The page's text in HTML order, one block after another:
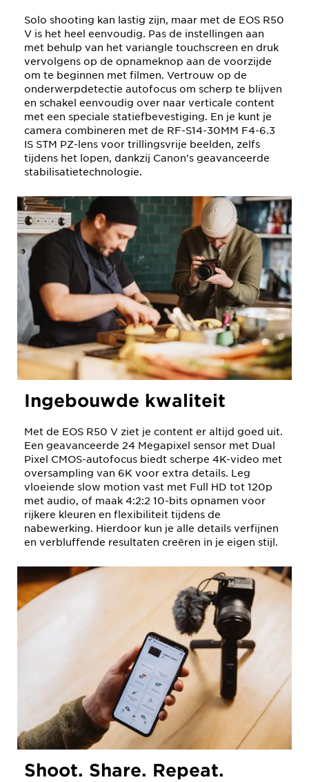
Solo shooting kan lastig zijn, maar met de EOS R50
V is het heel eenvoudig. Pas de instellingen aan
met behulp van het variangle touchscreen en druk
vervolgens op de opnameknop aan de voorzijde
om te beginnen met filmen. Vertrouw op de
onderwerpdetectie autofocus om scherp te blijven
en schakel eenvoudig over naar verticale content
met een speciale statiefbevestiging. En je kunt je
camera combineren met de RF-S14-30MM F4-6.3
IS STM PZ-lens voor trillingsvrije beelden, zelfs
tijdens het lopen, dankzij Canon's geavanceerde
stabilisatietechnologie.
Ingebouwde kwaliteit
Met de EOS R50 V ziet je content er altijd goed uit.
Een geavanceerde 24 Megapixel sensor met Dual
Pixel CMOS-autofocus biedt scherpe 4K-video met
oversampling van 6K voor extra details. Leg
vloeiende slow motion vast met Full HD tot 120p
met audio, of maak 4:2:2 10-bits opnamen voor
rijkere kleuren en flexibiliteit tijdens de
nabewerking. Hierdoor kun je alle details verfijnen
en verbluffende resultaten creëren in je eigen stijl.
Shoot. Share. Repeat.